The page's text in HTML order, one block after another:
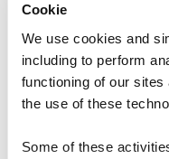
Cookie
We use cookies and
including to perform
functioning of our
the use of these
Some of these